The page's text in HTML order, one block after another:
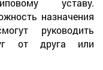
уставу.
назначения
руководить
от друга или